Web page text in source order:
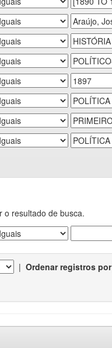
o resultado de busca.
| Ordenar registros por